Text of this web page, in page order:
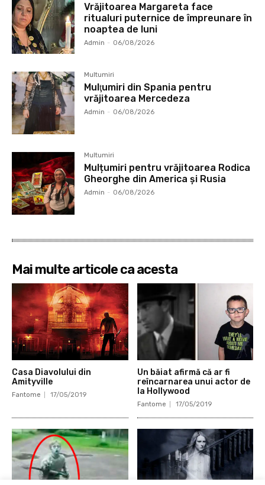
Vrăjitoarea Margareta face
ritualuri puternice de împreunare în
noaptea de luni
Admin - 06/08/2026
Multumiri
Mulţumiri din Spania pentru
vrăjitoarea Mercedeza
Admin - 06/08/2026
Multumiri
Mulțumiri pentru vrăjitoarea Rodica
Gheorghe din America și Rusia
Admin - 06/08/2026
Mai multe articole ca acesta
Casa Diavolului din
Amityville
Fantome 17/05/2019
Un băiat afirmă că ar fi
reîncarnarea unui actor de
la Hollywood
Fantome 17/05/2019